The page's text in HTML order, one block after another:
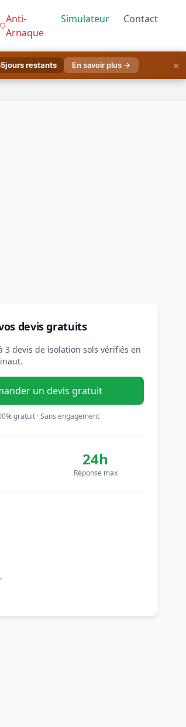
Anti-
Arnaque
Simulateur Contact
jours restants En savoir plus → ×
devis gratuits
3 devis de isolation sols vérifiés en
un devis gratuit
gratuit · Sans engagement
24h
Réponse max